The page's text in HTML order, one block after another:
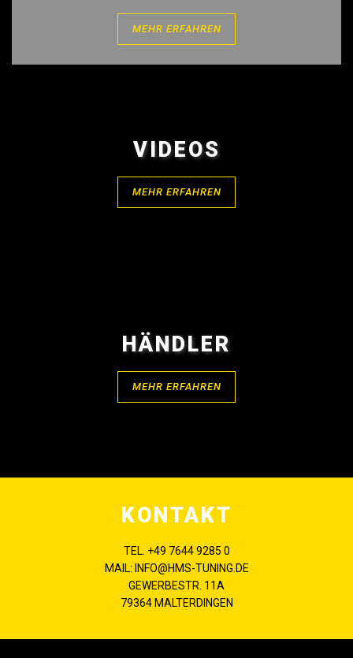
MEHR ERFAHREN
VIDEOS
MEHR ERFAHREN
HÄNDLER
MEHR ERFAHREN
KONTAKT
TEL. +49 7644 9285 0
MAIL: INFO@HMS-TUNING.DE
GEWERBESTR. 11A
79364 MALTERDINGEN